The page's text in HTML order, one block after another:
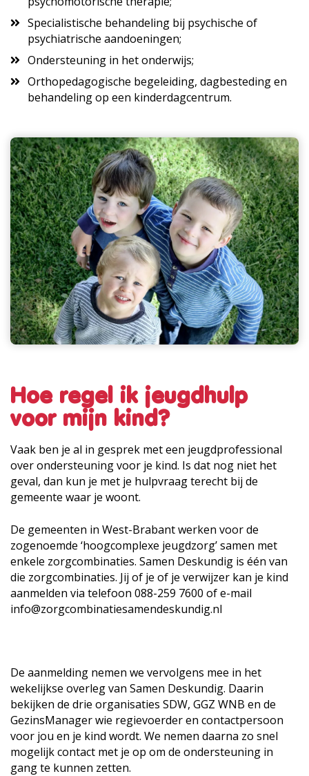
Specialistische behandeling bij psychische of
psychiatrische aandoeningen;
Ondersteuning in het onderwijs;
Orthopedagogische begeleiding, dagbesteding en
behandeling op een kinderdagcentrum.
Hoe regel ik jeugdhulp
voor mijn kind?
Vaak ben je al in gesprek met een jeugdprofessional
over ondersteuning voor je kind. Is dat nog niet het
geval, dan kun je met je hulpvraag terecht bij de
gemeente waar je woont.
De gemeenten in West-Brabant werken voor de
zogenoemde ‘hoogcomplexe jeugdzorg’ samen met
enkele zorgcombinaties. Samen Deskundig is één van
die zorgcombinaties. Jij of je of je verwijzer kan je kind
aanmelden via telefoon 088-259 7600 of e-mail
info@zorgcombinatiesamendeskundig.nl
De aanmelding nemen we vervolgens mee in het
wekelijkse overleg van Samen Deskundig. Daarin
bekijken de drie organisaties SDW, GGZ WNB en de
GezinsManager wie regievoerder en contactpersoon
voor jou en je kind wordt. We nemen daarna zo snel
mogelijk contact met je op om de ondersteuning in
gang te kunnen zetten.